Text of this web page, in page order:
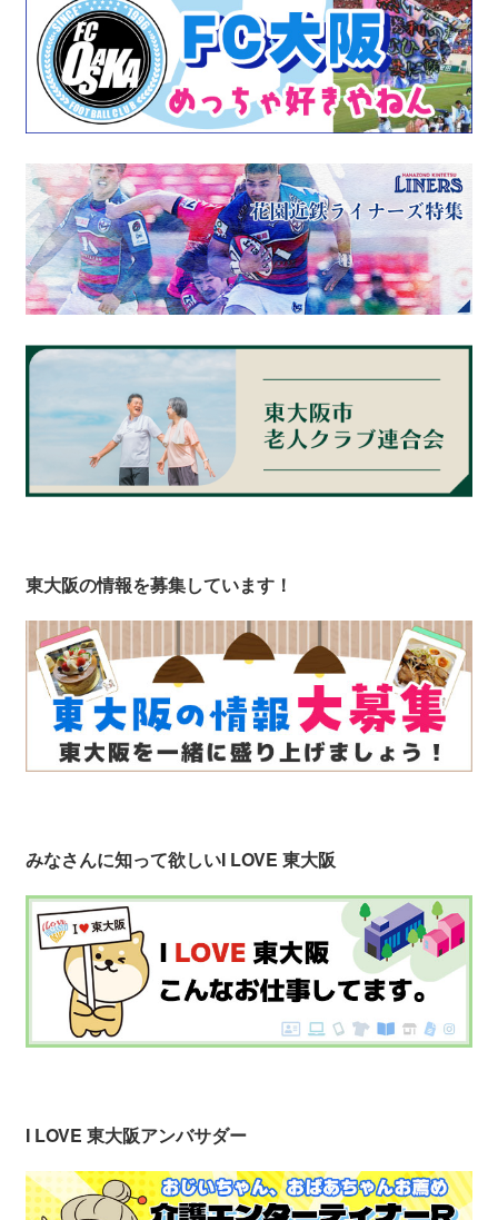
東大阪の情報を募集しています！
みなさんに知って欲しいI LOVE 東大阪
I LOVE 東大阪アンバサダー